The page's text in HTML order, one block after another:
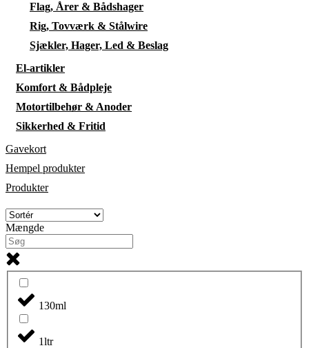
Flag, Årer & Bådshager
Rig, Tovværk & Stålwire
Sjækler, Hager, Led & Beslag
El-artikler
Komfort & Bådpleje
Motortilbehør & Anoder
Sikkerhed & Fritid
Gavekort
Hempel produkter
Produkter
Mængde
130ml
1ltr